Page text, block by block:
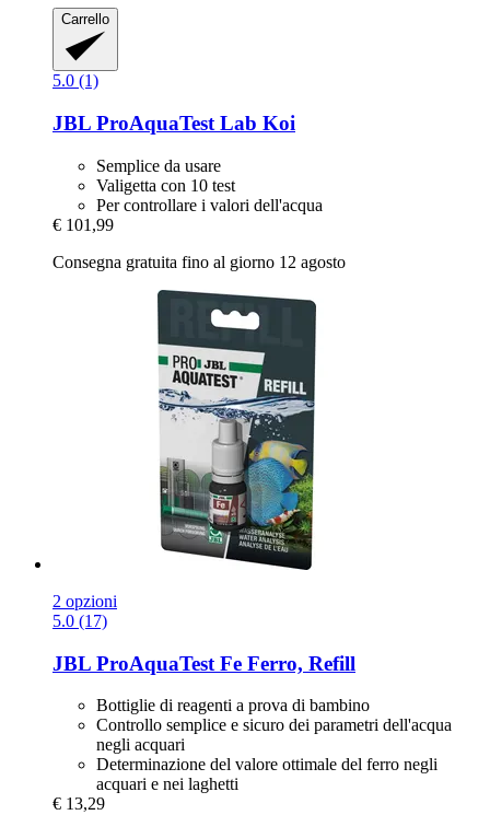
Carrello
5.0 (1)
JBL ProAquaTest Lab Koi
Semplice da usare
Valigetta con 10 test
Per controllare i valori dell'acqua
€ 101,99
Consegna gratuita fino al giorno 12 agosto
2 opzioni
5.0 (17)
JBL ProAquaTest Fe Ferro, Refill
Bottiglie di reagenti a prova di bambino
Controllo semplice e sicuro dei parametri dell'acqua
negli acquari
Determinazione del valore ottimale del ferro negli
acquari e nei laghetti
€ 13,29